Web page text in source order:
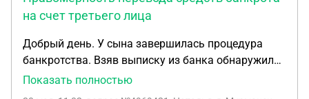
на счет третьего лица
Добрый день. У сына завершилась процедура
банкротства. Взяв выписку из банка обнаружили,
что большая сумма ушла на счет родственника
Показать полностью